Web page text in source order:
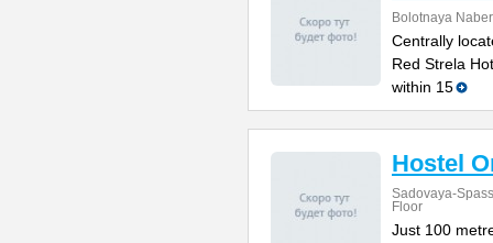
Bolotnaya
Centrally
Red Strela
within 15
Hostel
Sadovaya-
Floor
Just 100